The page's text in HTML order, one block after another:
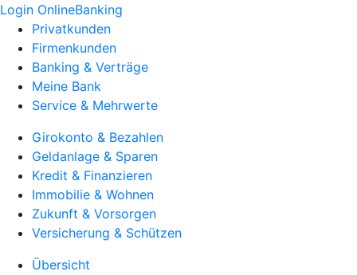
Login OnlineBanking
Privatkunden
Firmenkunden
Banking & Verträge
Meine Bank
Service & Mehrwerte
Girokonto & Bezahlen
Geldanlage & Sparen
Kredit & Finanzieren
Immobilie & Wohnen
Zukunft & Vorsorgen
Versicherung & Schützen
Übersicht